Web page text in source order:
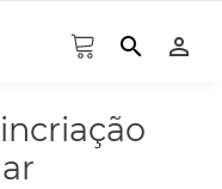
search person_outline